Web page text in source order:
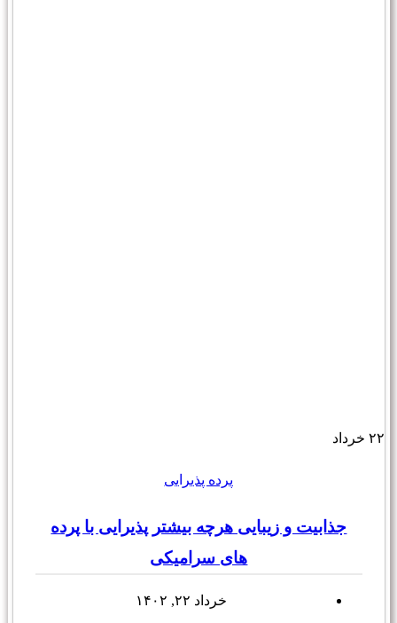
۲۲ خرداد
پرده پذیرایی
جذابیت و زیبایی هرچه بیشتر پذیرایی با پرده
های سرامیکی
خرداد ۲۲, ۱۴۰۲